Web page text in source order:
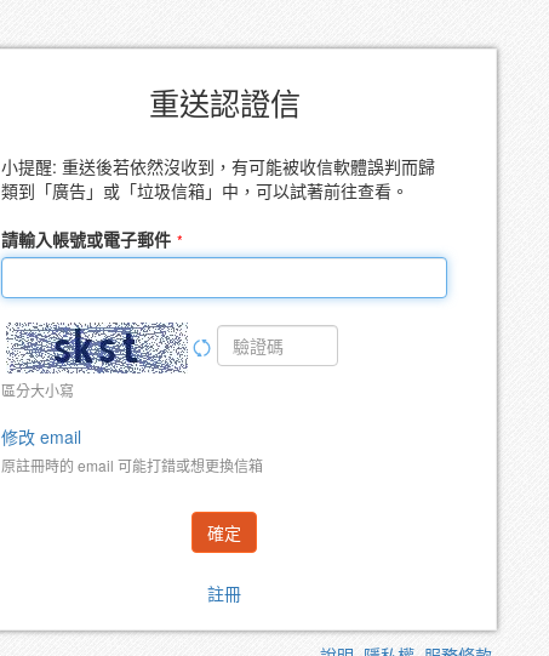
重送認證信
小提醒: 重送後若依然沒收到，有可能被收信軟體誤判而歸
類到「廣告」或「垃圾信箱」中，可以試著前往查看。
請輸入帳號或電子郵件
區分大小寫
修改 email
原註冊時的 email 可能打錯或想更換信箱
確定
註冊